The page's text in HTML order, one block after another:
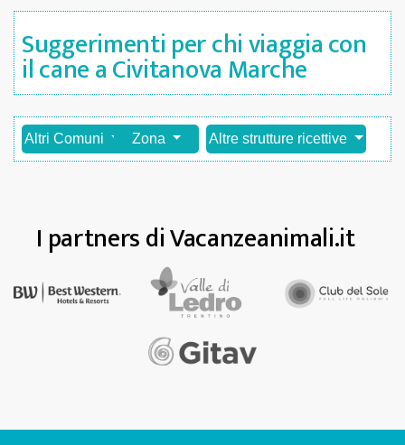
Suggerimenti per chi viaggia con
il cane a Civitanova Marche
Altri Comuni Zona Altre strutture ricettive
I partners di Vacanzeanimali.it